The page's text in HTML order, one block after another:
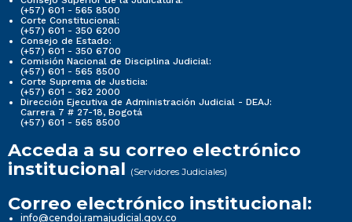
(+57) 601 - 565 8500
Corte Constitucional:
(+57) 601 - 350 6200
Consejo de Estado:
(+57) 601 - 350 6700
Comisión Nacional de Disciplina Judicial:
(+57) 601 - 565 8500
Corte Suprema de Justicia:
(+57) 601 - 362 2000
Dirección Ejecutiva de Administración Judicial - DEAJ:
Carrera 7 # 27-18, Bogotá
(+57) 601 - 565 8500
Acceda a su correo electrónico
institucional (Servidores Judiciales)
Correo electrónico institucional:
info@cendoj.ramajudicial.gov.co